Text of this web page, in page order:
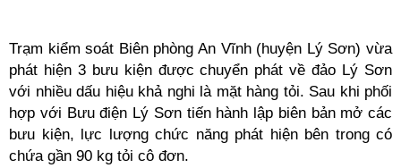
Trạm kiểm soát Biên phòng An Vĩnh (huyện Lý Sơn) vừa
phát hiện 3 bưu kiện được chuyển phát về đảo Lý Sơn
với nhiều dấu hiệu khả nghi là mặt hàng tỏi. Sau khi phối
hợp với Bưu điện Lý Sơn tiến hành lập biên bản mở các
bưu kiện, lực lượng chức năng phát hiện bên trong có
chứa gần 90 kg tỏi cô đơn.